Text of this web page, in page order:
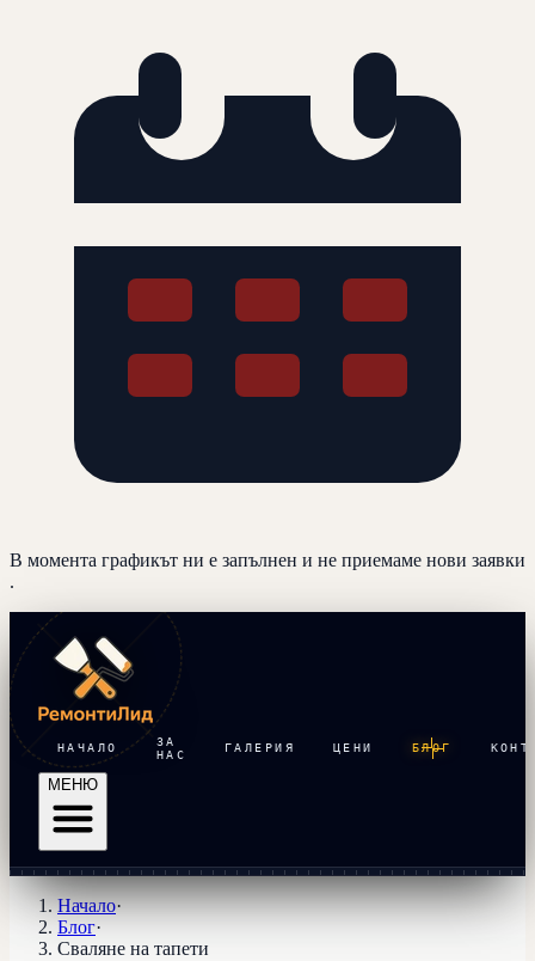
В момента графикът ни е запълнен и не приемаме нови заявки
.
НАЧАЛО
ЗА
НАС
ГАЛЕРИЯ ЦЕНИ БЛОГ
МЕНЮ
Начало·
Блог·
Сваляне на тапети